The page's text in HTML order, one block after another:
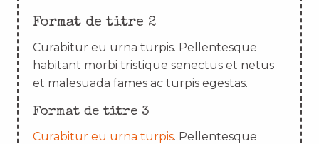
Format de titre 2
Curabitur eu urna turpis. Pellentesque
habitant morbi tristique senectus et netus
et malesuada fames ac turpis egestas.
Format de titre 3
Curabitur eu urna turpis. Pellentesque